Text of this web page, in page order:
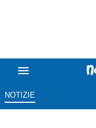
NOTIZIE